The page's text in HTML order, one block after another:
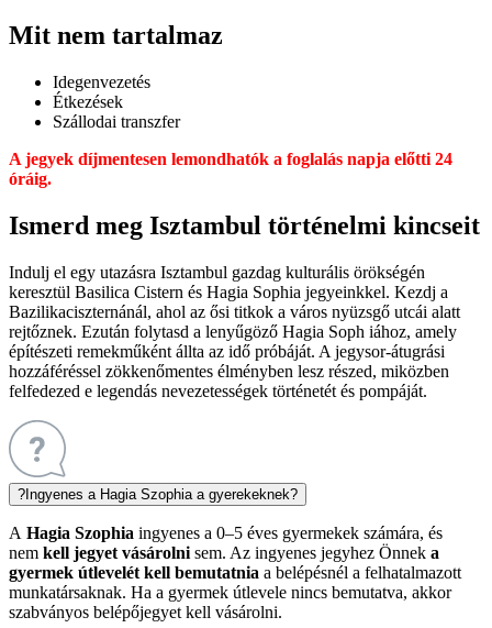
Mit nem tartalmaz
Idegenvezetés
Étkezések
Szállodai transzfer
A jegyek díjmentesen lemondhatók a foglalás napja előtti 24
óráig.
Ismerd meg Isztambul történelmi kincseit
Indulj el egy utazásra Isztambul gazdag kulturális örökségén
keresztül Basilica Cistern és Hagia Sophia jegyeinkkel. Kezdj a
Bazilikaciszternánál, ahol az ősi titkok a város nyüzsgő utcái alatt
rejtőznek. Ezután folytasd a lenyűgöző Hagia Soph iához, amely
építészeti remekműként állta az idő próbáját. A jegysor-átugrási
hozzáféréssel zökkenőmentes élményben lesz részed, miközben
felfedezed e legendás nevezetességek történetét és pompáját.
? Ingyenes a Hagia Szophia a gyerekeknek?
A Hagia Szophia ingyenes a 0–5 éves gyermekek számára, és
nem kell jegyet vásárolni sem. Az ingyenes jegyhez Önnek a
gyermek útlevelét kell bemutatnia a belépésnél a felhatalmazott
munkatársaknak. Ha a gyermek útlevele nincs bemutatva, akkor
szabványos belépőjegyet kell vásárolni.